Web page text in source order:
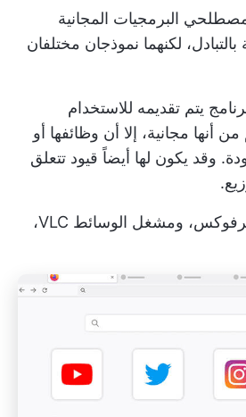
مصطلحي البرمجيات المجانية
لكنهما نموذجان مختلفان
يتم تقديمه للاستخدام
أنها مجانية، إلا أن وظائفها أو
وقد يكون لها أيضاً قيود تتعلق
فايرفوكس، ومشغل الوسائط VLC،